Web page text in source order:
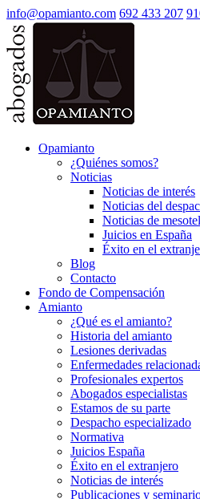
info@opamianto.com 692 433 207
Opamianto
¿Quiénes somos?
Noticias
Noticias de interés
Noticias del
Noticias de
Juicios en España
Éxito en el
Blog
Contacto
Fondo de Compensación
Amianto
¿Qué es el amianto?
Historia del amianto
Lesiones derivadas
Enfermedades
Profesionales expertos
Abogados especialistas
Estamos de su parte
Despacho especializado
Normativa
Juicios España
Éxito en el extranjero
Noticias de interés
Publicaciones y